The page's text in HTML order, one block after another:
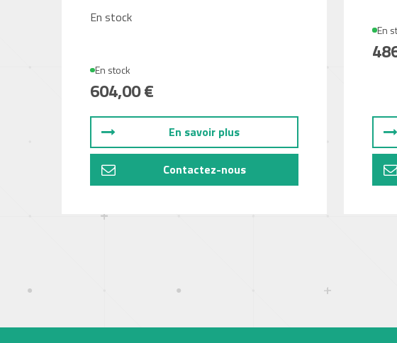
En stock
En stock
604,00 €
En savoir plus
Contactez-nous
En